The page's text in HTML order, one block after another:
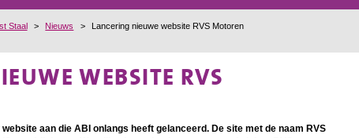
Staal > Nieuws > Lancering nieuwe website RVS Motoren
WEBSITE RVS
aan die ABI onlangs heeft gelanceerd. De site met de naam RVS